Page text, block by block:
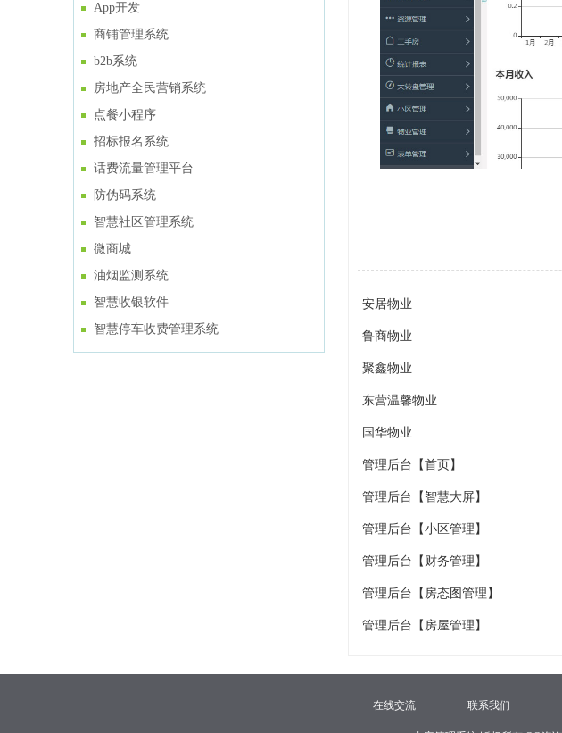
App开发
商铺管理系统
b2b系统
房地产全民营销系统
点餐小程序
招标报名系统
话费流量管理平台
防伪码系统
智慧社区管理系统
微商城
油烟监测系统
智慧收银软件
智慧停车收费管理系统
安居物业
鲁商物业
聚鑫物业
东营温馨物业
国华物业
管理后台【首页】
管理后台【智慧大屏】
管理后台【小区管理】
管理后台【财务管理】
管理后台【房态图管理】
管理后台【房屋管理】
在线交流 联系我们